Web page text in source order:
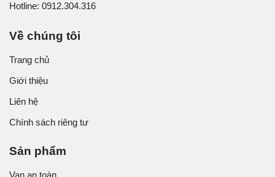
Hotline: 0912.304.316
Về chúng tôi
Trang chủ
Giới thiệu
Liên hệ
Chính sách riêng tư
Sản phẩm